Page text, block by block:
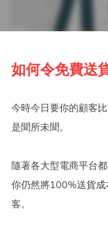
如何令免費送
今時今日要你的顧客
是聞所未聞。
隨著各大型電商平台
你仍然將100%送貨
客。